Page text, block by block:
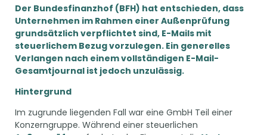
Der Bundesfinanzhof (BFH) hat entschieden, dass
Unternehmen im Rahmen einer Außenprüfung
grundsätzlich verpflichtet sind, E-Mails mit
steuerlichem Bezug vorzulegen. Ein generelles
Verlangen nach einem vollständigen E-Mail-
Gesamtjournal ist jedoch unzulässig.
Hintergrund
Im zugrunde liegenden Fall war eine GmbH Teil einer
Konzerngruppe. Während einer steuerlichen